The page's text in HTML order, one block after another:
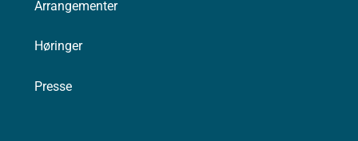
Arrangementer
Høringer
Presse